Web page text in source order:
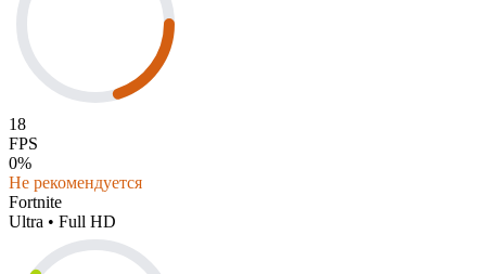
18
FPS
0%
Не рекомендуется
Fortnite
Ultra • Full HD